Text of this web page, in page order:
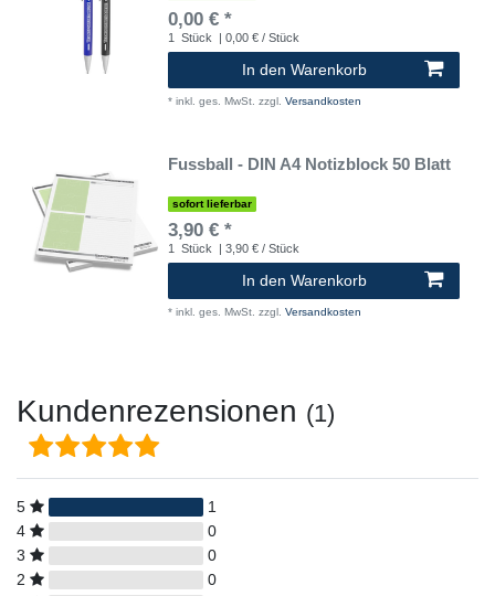
0,00 € *
1 Stück | 0,00 € / Stück
In den Warenkorb
* inkl. ges. MwSt. zzgl. Versandkosten
Fussball - DIN A4 Notizblock 50 Blatt
sofort lieferbar
3,90 € *
1 Stück | 3,90 € / Stück
In den Warenkorb
* inkl. ges. MwSt. zzgl. Versandkosten
Kundenrezensionen (1)
5
1
4
0
3
0
2
0